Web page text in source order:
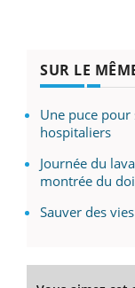
SUR LE
Une puce
hospitaliers
Journée du
montrée du
Sauver des